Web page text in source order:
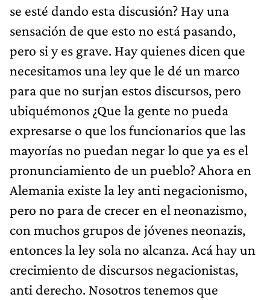
se esté dando esta discusión? Hay una
sensación de que esto no está pasando,
pero si y es grave. Hay quienes dicen que
necesitamos una ley que le dé un marco
para que no surjan estos discursos, pero
ubiquémonos ¿Que la gente no pueda
expresarse o que los funcionarios que las
mayorías no puedan negar lo que ya es el
pronunciamiento de un pueblo? Ahora en
Alemania existe la ley anti negacionismo,
pero no para de crecer en el neonazismo,
con muchos grupos de jóvenes neonazis,
entonces la ley sola no alcanza. Acá hay un
crecimiento de discursos negacionistas,
anti derecho. Nosotros tenemos que